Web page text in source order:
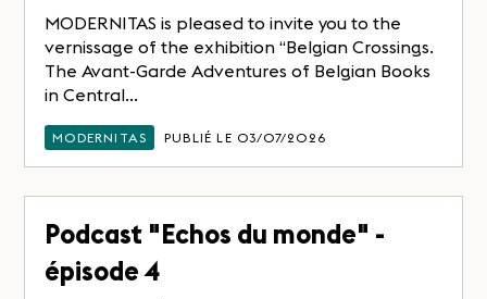
MODERNITAS is pleased to invite you to the
vernissage of the exhibition “Belgian Crossings.
The Avant-Garde Adventures of Belgian Books
in Central...
MODERNITAS PUBLIÉ LE 03/07/2026
Podcast "Echos du monde" -
épisode 4